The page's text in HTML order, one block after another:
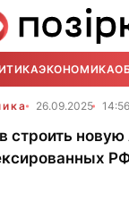
ЭКОНОМИКА
26.09.2025 14:56
строить